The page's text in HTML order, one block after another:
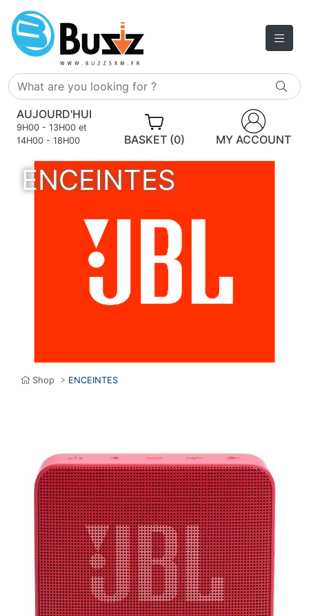
AUJOURD'HUI
9H00 - 13H00 et
14H00 - 18H00
BASKET (0) MY ACCOUNT
ENCEINTES
Shop > ENCEINTES